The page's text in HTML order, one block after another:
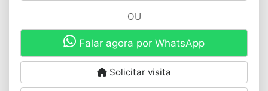
OU
Falar agora por WhatsApp
Solicitar visita